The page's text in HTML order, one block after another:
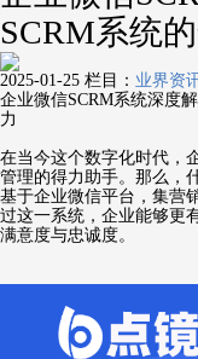
SCRM系统
2025-01-25 栏目： 业界资
企业微信SCRM系统深度
力
在当今这个数字化时代，
管理的得力助手。那么，
基于企业微信平台，集营
过这一系统，企业能够更
满意度与忠诚度。